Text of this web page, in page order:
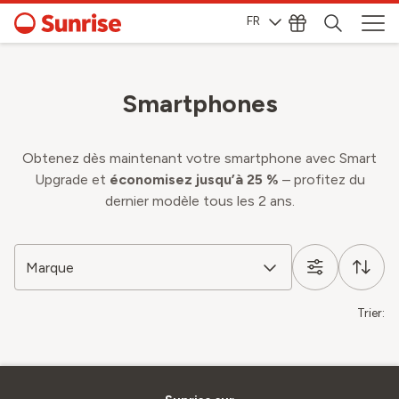
FR
Smartphones
Obtenez dès maintenant votre smartphone avec Smart
Upgrade et économisez jusqu’à 25 % – profitez du
dernier modèle tous les 2 ans.
Marque
Trier: